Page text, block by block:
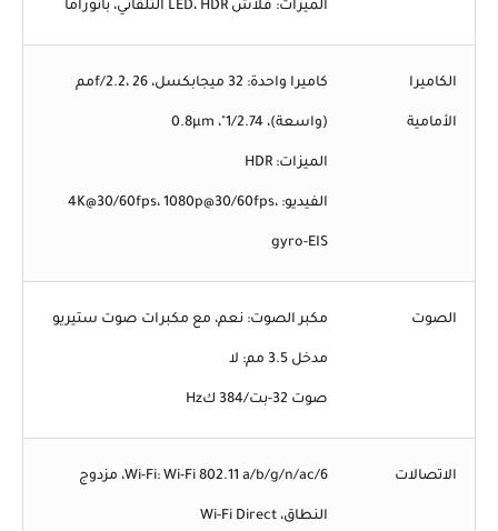
الميزات: فلاش LED، HDR التلقائي، بانوراما
الكاميرا
الأمامية
كاميرا واحدة: 32 ميجابكسل، f/2.2، 26مم
(واسعة)، 1/2.74"، 0.8µm
الميزات: HDR
الفيديو: 4K@30/60fps، 1080p@30/60fps،
gyro-EIS
الصوت مكبر الصوت: نعم، مع مكبرات صوت ستيريو
مدخل 3.5 مم: لا
صوت 32-بت/384 كHz
الاتصالات Wi-Fi: Wi-Fi 802.11 a/b/g/n/ac/6، مزدوج
النطاق، Wi-Fi Direct